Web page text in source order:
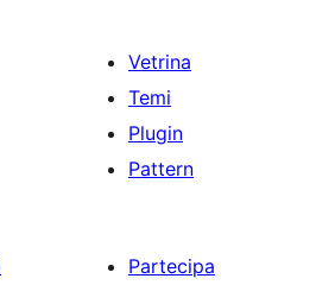
Vetrina
Temi
Plugin
Pattern
Partecipa